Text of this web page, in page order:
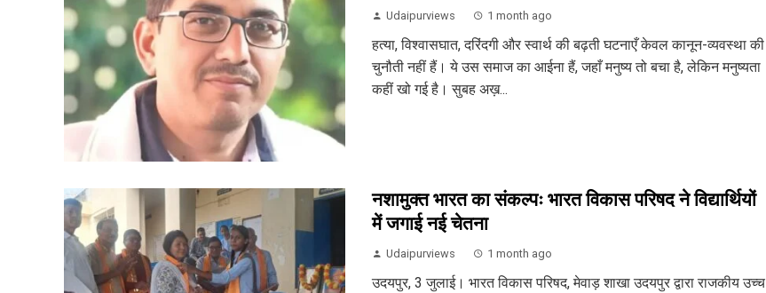
Udaipurviews 1 month ago
हत्या, विश्वासघात, दरिंदगी और स्वार्थ की बढ़ती घटनाएँ केवल कानून-व्यवस्था की
चुनौती नहीं हैं। ये उस समाज का आईना हैं, जहाँ मनुष्य तो बचा है, लेकिन मनुष्यता
कहीं खो गई है। सुबह अख़...
नशामुक्त भारत का संकल्पः भारत विकास परिषद ने विद्यार्थियों
में जगाई नई चेतना
Udaipurviews 1 month ago
उदयपुर, 3 जुलाई। भारत विकास परिषद, मेवाड़ शाखा उदयपुर द्वारा राजकीय उच्च